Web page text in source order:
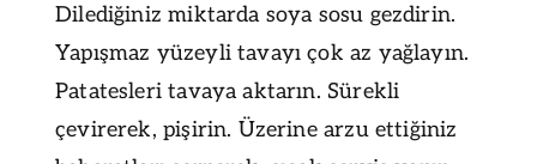
Dilediğiniz miktarda soya sosu gezdirin.
Yapışmaz yüzeyli tavayı çok az yağlayın.
Patatesleri tavaya aktarın. Sürekli
çevirerek, pişirin. Üzerine arzu ettiğiniz